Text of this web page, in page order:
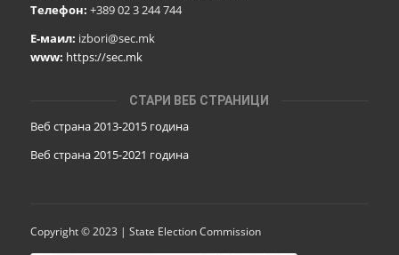
Телефон: +389 02 3 244 744
Е-маил: izbori@sec.mk
www: https://sec.mk
СТАРИ ВЕБ СТРАНИЦИ
Веб страна 2013-2015 година
Веб страна 2015-2021 година
Copyright © 2023 | State Election Commission